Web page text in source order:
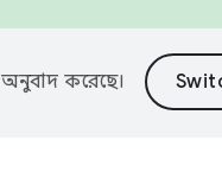
অনুবাদ করেছে।